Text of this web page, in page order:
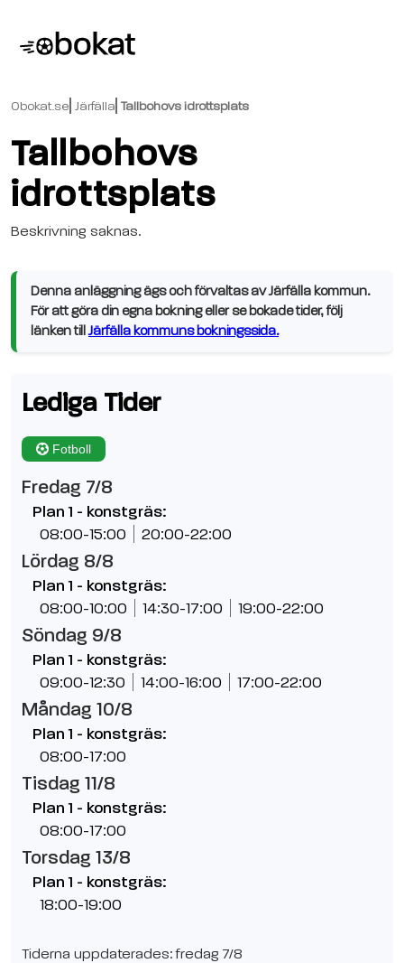
Obokat.se Järfälla Tallbohovs idrottsplats
Tallbohovs
idrottsplats
Beskrivning saknas.
Denna anläggning ägs och förvaltas av Järfälla kommun.
För att göra din egna bokning eller se bokade tider, följ
länken tillJärfälla kommuns bokningssida.
Lediga Tider
Fotboll
Fredag 7/8
Plan 1 - konstgräs:
08:00-15:00 20:00-22:00
Lördag 8/8
Plan 1 - konstgräs:
08:00-10:00 14:30-17:00 19:00-22:00
Söndag 9/8
Plan 1 - konstgräs:
09:00-12:30 14:00-16:00 17:00-22:00
Måndag 10/8
Plan 1 - konstgräs:
08:00-17:00
Tisdag 11/8
Plan 1 - konstgräs:
08:00-17:00
Torsdag 13/8
Plan 1 - konstgräs:
18:00-19:00
Tiderna uppdaterades: fredag 7/8